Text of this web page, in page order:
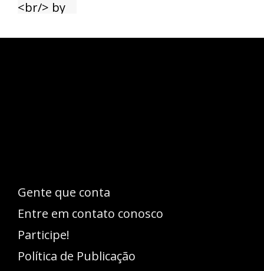
Gente que conta
Entre em contato conosco
Participe!
Política de Publicação